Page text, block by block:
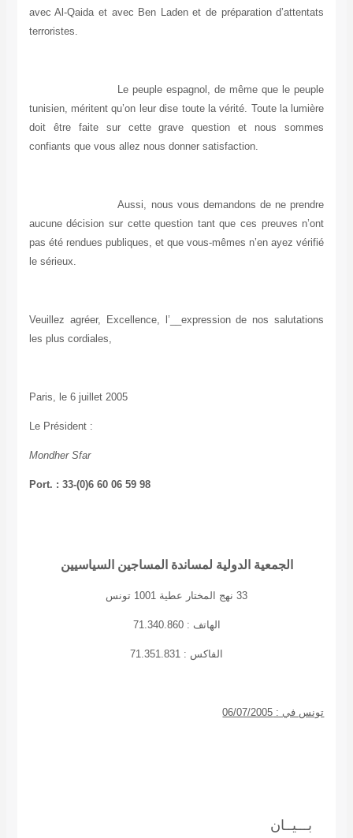
avec Al-Qaida et avec Ben Laden et de préparation d’attentats
terroristes.
Le peuple espagnol, de même que le peuple
tunisien, méritent qu’on leur dise toute la vérité. Toute la lumière
doit être faite sur cette grave question et nous sommes
confiants que vous allez nous donner satisfaction.
Aussi, nous vous demandons de ne prendre
aucune décision sur cette question tant que ces preuves n’ont
pas été rendues publiques, et que vous-mêmes n’en ayez vérifié
le sérieux.
Veuillez agréer, Excellence, l’__expression de nos salutations
les plus cordiales,
Paris, le 6 juillet 2005
Le Président :
Mondher Sfar
Port. : 33-(0)6 60 06 59 98
الجمعية الدولية لمساندة المساجين السياسيين
33 نهج المختار عطية 1001 تونس
الهاتف : 71.340.860
الفاكس : 71.351.831
تونس في : 06/07/2005
بـــيــان